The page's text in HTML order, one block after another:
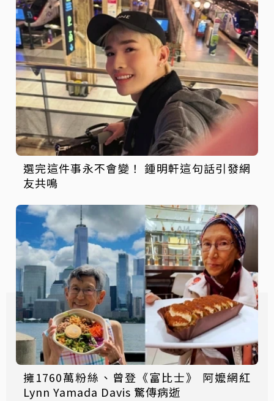
選完這件事永不會變！ 鍾明軒這句話引發網
友共鳴
擁1760萬粉絲、曾登《富比士》 阿嬤網紅
Lynn Yamada Davis 驚傳病逝